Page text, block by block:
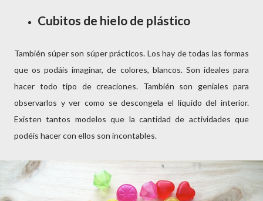
Cubitos de hielo de plástico
También súper son súper prácticos. Los hay de todas las formas
que os podáis imaginar, de colores, blancos. Son ideales para
hacer todo tipo de creaciones. También son geniales para
observarlos y ver como se descongela el líquido del interior.
Existen tantos modelos que la cantidad de actividades que
podéis hacer con ellos son incontables.